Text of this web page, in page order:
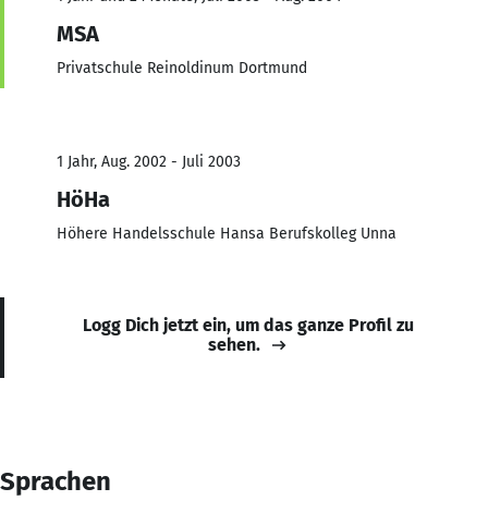
MSA
Privatschule Reinoldinum Dortmund
1 Jahr, Aug. 2002 - Juli 2003
HöHa
Höhere Handelsschule Hansa Berufskolleg Unna
Logg Dich jetzt ein, um das ganze Profil zu
sehen.
Sprachen